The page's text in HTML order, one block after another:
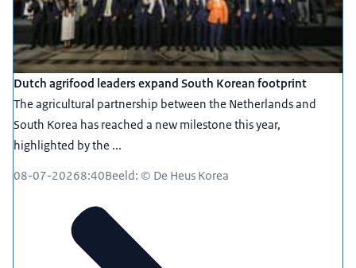
Dutch agrifood leaders expand South Korean footprint
The agricultural partnership between the Netherlands and
South Korea has reached a new milestone this year,
highlighted by the ...
08-07-20268:40Beeld: © De Heus Korea